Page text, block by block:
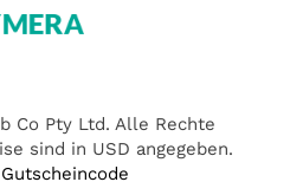
Co Pty Ltd. Alle Rechte
sind in USD angegeben.